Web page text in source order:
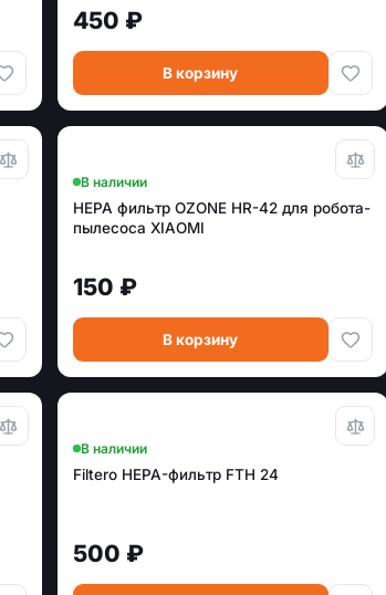
450 ₽
В корзину
В наличии
HEPA фильтр OZONE HR-42 для робота-
пылесоса XIAOMI
150 ₽
В корзину
В наличии
Filtero HEPA-фильтр FTH 24
500 ₽